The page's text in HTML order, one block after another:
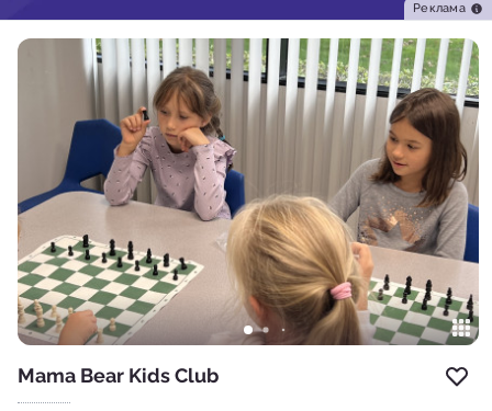
Реклама
Mama Bear Kids Club